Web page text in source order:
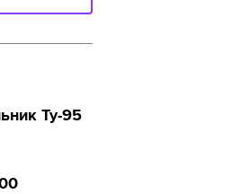
Ту-95